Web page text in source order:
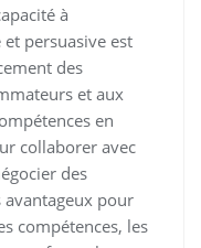
à
persuasive est
des
et aux
en
collaborer avec
des
avantageux pour
compétences, les